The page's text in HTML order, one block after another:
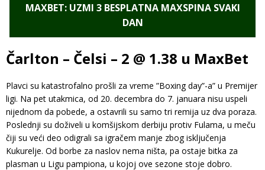
MAXBET: UZMI 3 BESPLATNA MAXSPINA SVAKI
DAN
Čarlton – Čelsi – 2 @ 1.38 u MaxBet
Plavci su katastrofalno prošli za vreme ”Boxing day”-a” u Premijer
ligi. Na pet utakmica, od 20. decembra do 7. januara nisu uspeli
nijednom da pobede, a ostavrili su samo tri remija uz dva poraza.
Poslednji su doživeli u komšijskom derbiju protiv Fulama, u meču
čiji su veći deo odigrali sa igračem manje zbog isključenja
Kukurelje. Od borbe za naslov nema ništa, pa ostaje bitka za
plasman u Ligu pampiona, u kojoj ove sezone stoje dobro.